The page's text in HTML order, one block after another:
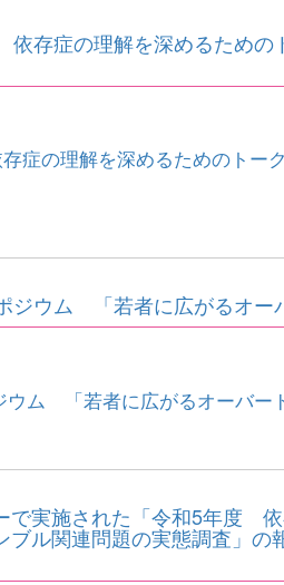
存症の理解を深めるための
の理解を深めるためのトー
ウム 「若者に広がるオー
ム 「若者に広がるオーバー
で実施された「令和5年度
ル関連問題の実態調査」の